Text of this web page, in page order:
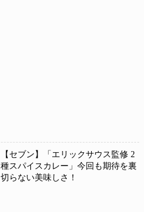
【セブン】「エリックサウス監修 2
種スパイスカレー」今回も期待を裏
切らない美味しさ！